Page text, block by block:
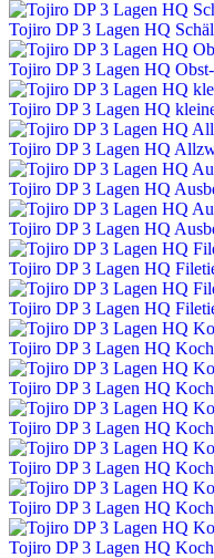
Tojiro DP 3 Lagen HQ
Tojiro DP 3 Lagen HQ
Tojiro DP 3 Lagen HQ
Tojiro DP 3 Lagen HQ
Tojiro DP 3 Lagen HQ
Tojiro DP 3 Lagen HQ
Tojiro DP 3 Lagen HQ
Tojiro DP 3 Lagen HQ
Tojiro DP 3 Lagen HQ
Tojiro DP 3 Lagen HQ
Tojiro DP 3 Lagen HQ
Tojiro DP 3 Lagen HQ
Tojiro DP 3 Lagen HQ
Tojiro DP 3 Lagen HQ